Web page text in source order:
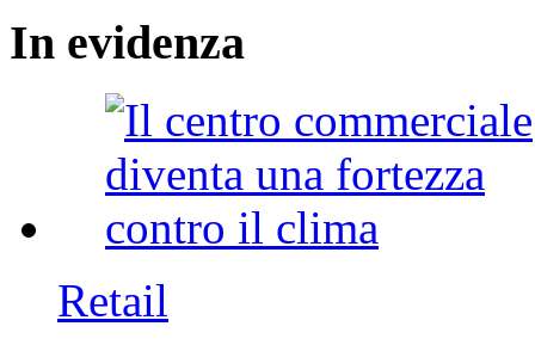
In evidenza
Retail